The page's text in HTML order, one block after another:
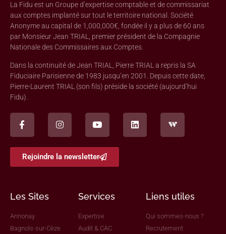
La Fidu est un Groupe d’expertise comptable et de commissariat
aux comptes implanté sur tout le territoire national. Société
Anonyme au capital de 1,000,000€, fondée il y a plus de 60 ans
par Monsieur Jean TRIAL, premier président de la Compagnie
Nationale des Commissaires aux Comptes.
Dans la continuité de Jean TRIAL, Pierre TRIAL a repris la SA
Fiduciaire Parisienne de 1983 jusqu’en 2001. Depuis cette date,
Pierre-Laurent TRIAL (son fils) préside la société (aujourd’hui
Fidu).
Rejoindre la newsletter
Les Sites
Annonay
Bagnols-sur-Cèze
Services
Expertise
Audit & CAC
Liens utiles
Qui sommes-nous ?
Recrutement